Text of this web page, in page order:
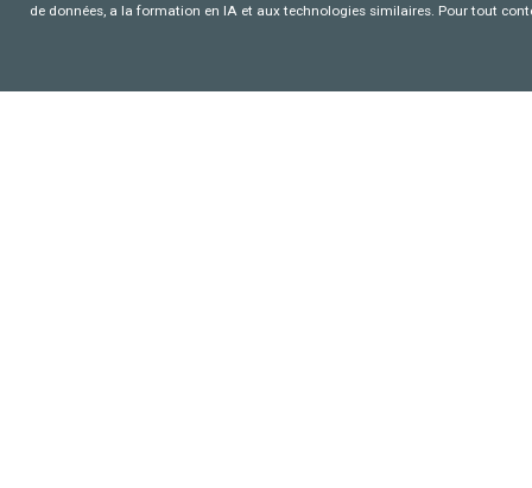
de données, a la formation en IA et aux technologies similaires. Pour tout